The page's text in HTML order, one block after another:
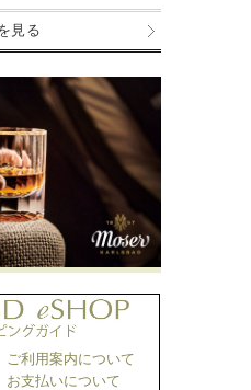
見る
ご利用案内について
お支払いについて